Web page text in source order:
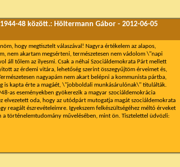
48 között.: Höltermann Gábor - 2012-06-05
hogy megtisztelt válaszával! Nagyra értékelem az alapos,
nem akartam megsérteni, természetesen nem vádolom \"napi
áll tőlem az ilyesmi. Csak a néhai Szociáldemokrata Párt mellett
az érdemi vitára, lehetőség szerint összegyűjtöm érveimet és,
nagyapám nem akart belépni a kommunista pártba,
is kapta érte a magáét, \"jobboldali munkásárulónak\" titulálták.
as eseményekben gyökerezik a magyar szociáldemokrácia
elvezetett oda, hogy az utódpárt mutogatja magát szociáldemokrata
reagált észrevételeimre. Igyekszem felkészültségéhez méltó érveket
a történelemtudomány művelésében, mint ön. Tisztelettel üdvözli: